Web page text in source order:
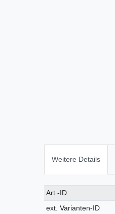
Weitere Details
Technisches
Merkmal
Wert
Art.-ID
ext. Varianten-ID